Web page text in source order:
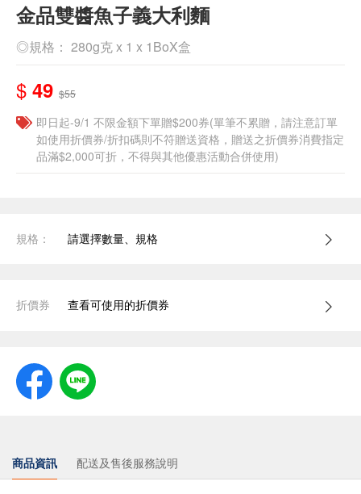
金品雙醬魚子義大利麵
◎規格： 280g克 x 1 x 1BoX盒
$ 49 $55
即日起-9/1 不限金額下單贈$200券(單筆不累贈，請注意訂單
如使用折價券/折扣碼則不符贈送資格，贈送之折價券消費指定
品滿$2,000可折，不得與其他優惠活動合併使用)
規格： 請選擇數量、規格
折價券 查看可使用的折價券
商品資訊 配送及售後服務說明